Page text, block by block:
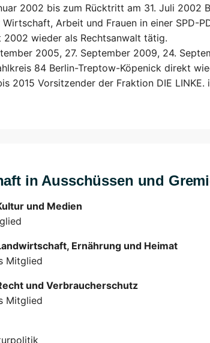
2002 bis zum Rücktritt am 31. Juli 2002
Arbeit und Frauen in einer SPD-
2002 wieder als Rechtsanwalt tätig.
2005, 27. September 2009, 24.
84 Berlin-Treptow-Köpenick direkt
2015 Vorsitzender der Fraktion DIE LINKE.
in Ausschüssen und
und Medien
Ernährung und Heimat
Mitglied
und Verbraucherschutz
Mitglied